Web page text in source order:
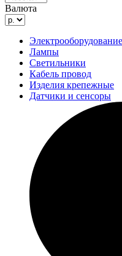
Валюта
Электрооборудование
Лампы
Светильники
Кабель провод
Изделия крепежные
Датчики и сенсоры